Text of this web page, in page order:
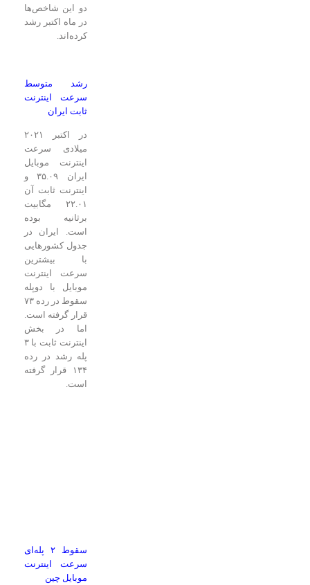
دو این شاخص‌ها
در ماه اکتبر رشد
رشد متوسط
سرعت اینترنت
ثابت ایران
در اکتبر ۲۰۲۱
میلادی سرعت
اینترنت موبایل
ایران ۳۵.۰۹ و
اینترنت ثابت آن
۲۲.۰۱ مگابیت
برثانیه بوده
است. ایران در
جدول کشورهایی
با بیشترین
سرعت اینترنت
موبایل با دوپله
سقوط در رده ۷۳
قرار گرفته است.
اما در بخش
اینترنت ثابت با ۳
پله رشد در رده
۱۳۴ قرار گرفته
سقوط ۲ پله‌ای
سرعت اینترنت
موبایل چین